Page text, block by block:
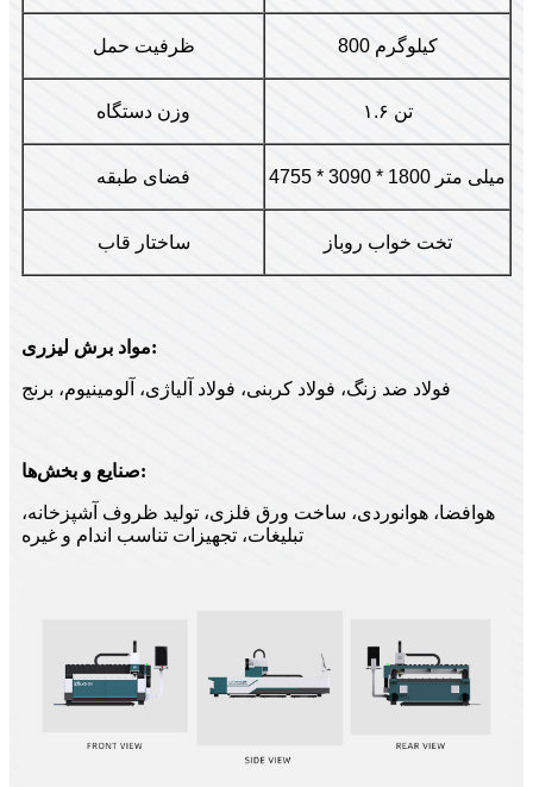
ظرفیت حمل 800 کیلوگرم
وزن دستگاه ۱.۶ تن
فضای طبقه 4755 * 3090 * 1800 میلی متر
ساختار قاب تخت خواب روباز
مواد برش لیزری:
فولاد ضد زنگ، فولاد کربنی، فولاد آلیاژی، آلومینیوم، برنج
صنایع و بخش‌ها:
هوافضا، هوانوردی، ساخت ورق فلزی، تولید ظروف آشپزخانه،
تبلیغات، تجهیزات تناسب اندام و غیره